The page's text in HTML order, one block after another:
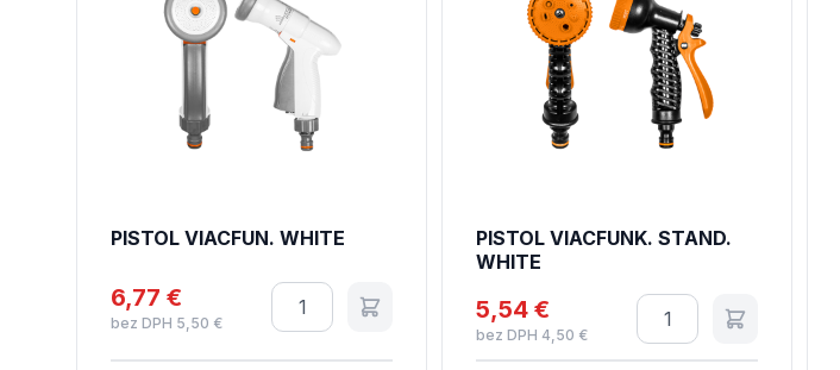
PISTOL VIACFUN. WHITE
6,77 €
bez DPH 5,50 €
Množstvo
PISTOL VIACFUNK. STAND.
WHITE
5,54 €
bez DPH 4,50 €
Množstvo